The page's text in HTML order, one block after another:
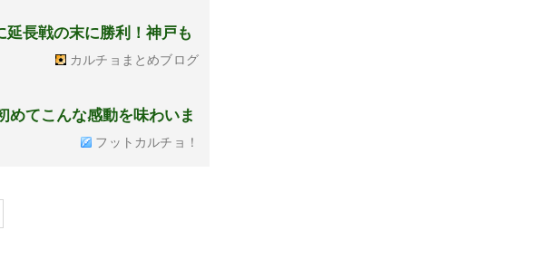
長戦の末に勝利！神戸も
カルチョまとめブログ
てこんな感動を味わいま
フットカルチョ！